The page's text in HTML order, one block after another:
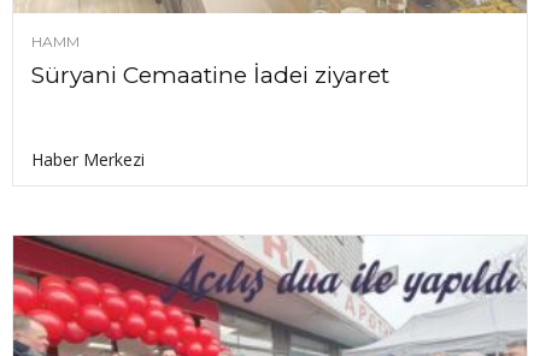
HAMM
Süryani Cemaatine İadei ziyaret
Haber Merkezi